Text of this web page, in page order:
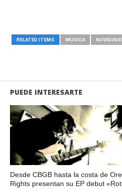
RELATED ITEMS MUSICA
PUEDE INTERESARTE
Desde CBGB hasta la costa de
Rights presentan su EP debut